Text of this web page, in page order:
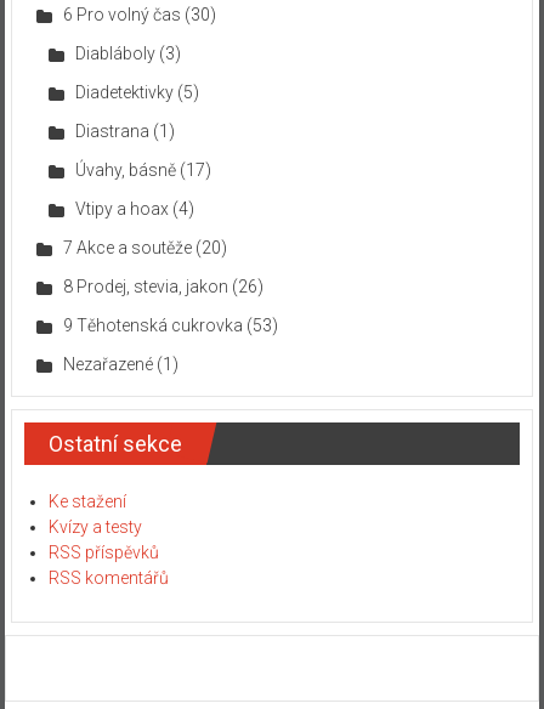
6 Pro volný čas (30)
Diabláboly(3)
Diadetektivky(5)
Diastrana (1)
Úvahy, básně(17)
Vtipy a hoax (4)
7 Akce a soutěže(20)
8 Prodej, stevia, jakon (26)
9 Těhotenská cukrovka (53)
Nezařazené(1)
Ostatní sekce
Ke stažení
Kvízy a testy
RSS příspěvků
RSS komentářů